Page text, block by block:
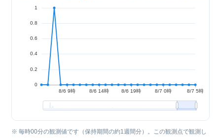
※ 毎時00分の観測値です（保持期間の約1週間分）。この観測点で観測し